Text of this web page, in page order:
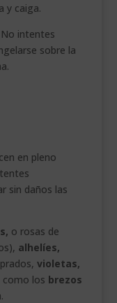
y caiga.
intentes
sobre la
en pleno
sin daños las
o rosas de
alhelíes,
violetas,
como los brezos